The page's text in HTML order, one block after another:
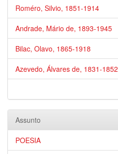
Roméro, Silvio, 1851-1914
Andrade, Mário de, 1893-1945
Bilac, Olavo, 1865-1918
Azevedo, Álvares de, 1831-1852
Assunto
POESIA